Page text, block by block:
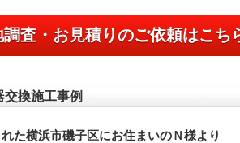
査・お見積りのご依頼はこち
換施工事例
た横浜市磯子区にお住まいのＮ様より